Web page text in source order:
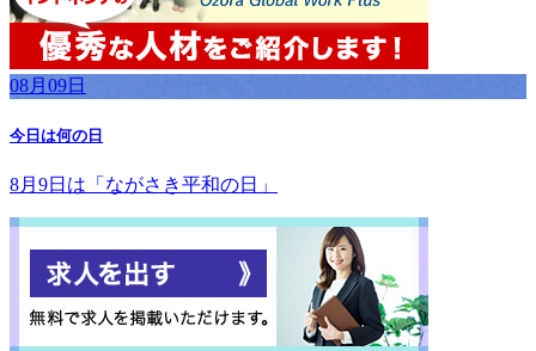
08月09日
今日は何の日
8月9日は「ながさき平和の日」